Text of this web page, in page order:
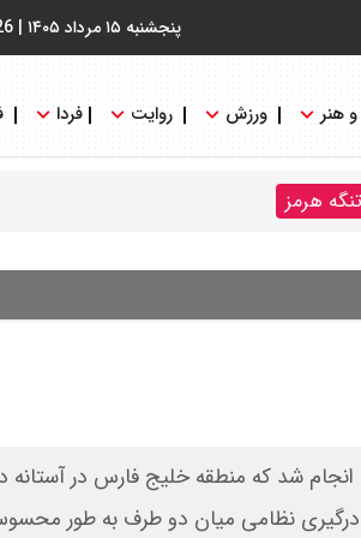
پنجشنبه ۱۵ مرداد ۱۴۰۵ |
هنر ورزش روایت فردا
تنگه هرمز
شد که منطقه خلیج فارس در آستانه
درگیری نظامی میان دو طرف به‌ طور